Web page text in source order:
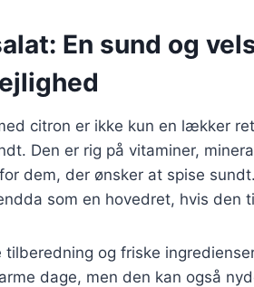
En sund og
citron er ikke kun en lækker
Den er rig på vitaminer,
dem, der ønsker at spise
som en hovedret, hvis den
tilberedning og friske
dage, men den kan også